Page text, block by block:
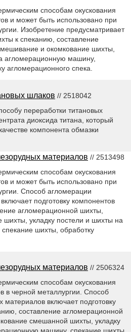
способам окускования
и может быть использовано при
Изобретение предусматривает
к спеканию, составление
и окомкование шихты,
агломерационную машину,
агломерационного спека.
шлаков // 2518042
переработки титановых
диоксида титана, который
компонента обмазки
материалов // 2513498
способам окускования
и может быть использовано при
Способ агломерации
подготовку компонентов
агломерационной шихты,
укладку постели и шихты на
шихты, обработку
материалов // 2506324
способам окускования
в черной металлургии. Способ
включает подготовку
составление агломерационной
смешанной шихты, укладку